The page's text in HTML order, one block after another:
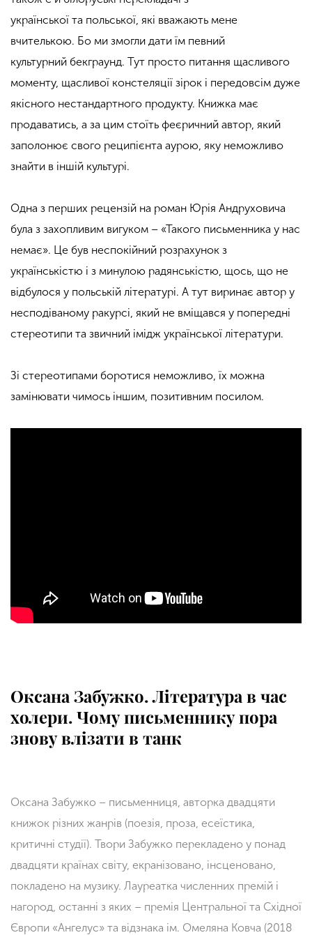
української та польської, які вважають мене
вчителькою. Бо ми змогли дати їм певний
культурний бекграунд. Тут просто питання щасливого
моменту, щасливої констеляції зірок і передовсім дуже
якісного нестандартного продукту. Книжка має
продаватись, а за цим стоїть феєричний автор, який
заполонює свого реципієнта аурою, яку неможливо
знайти в іншій культурі.
Одна з перших рецензій на роман Юрія Андруховича
була з захопливим вигуком – «Такого письменника у нас
немає». Це був неспокійний розрахунок з
українськістю і з минулою радянськістю , щось, що не
відбулося у польській літературі. А тут виринає автор у
несподіваному ракурсі, який не вміщався у попередні
стереотипи та звичний імідж української літератури.
Зі стереотипами боротися неможливо, їх можна
замінювати чимось іншим, позитивним посилом.
Оксана Забужко. Література в час
холери. Чому письменнику пора
знову влізати в танк
Оксана Забужко – письменниця, авторка двадцяти
книжок різних жанрів (поезія, проза, есеїстика,
критичні студії). Твори Забужко перекладено у понад
двадцяти країнах світу, екранізовано, інсценовано,
покладено на музику. Лауреатка численних премій і
нагород, останні з яких – премія Центральної та Східної
Європи «Ангелус» та відзнака ім. Омеляна Ковча (2018